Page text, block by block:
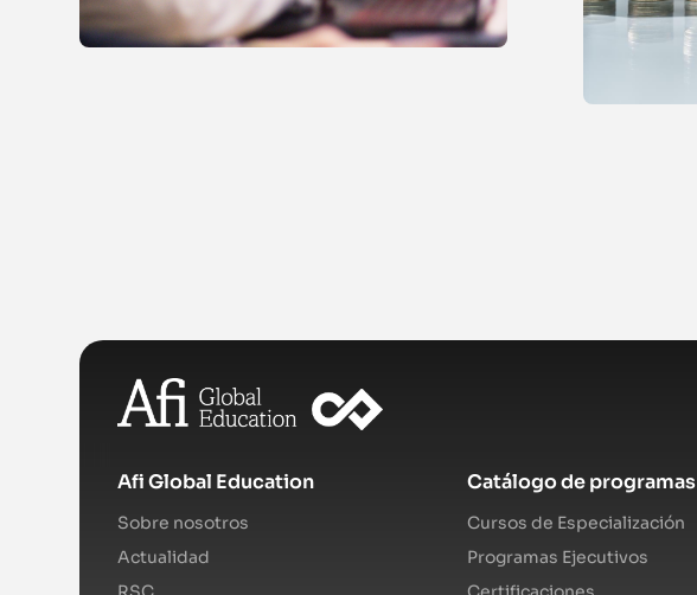
Afi Global Education
Sobre nosotros
Actualidad
Catálogo de programas
Cursos de Especialización
Programas Ejecutivos